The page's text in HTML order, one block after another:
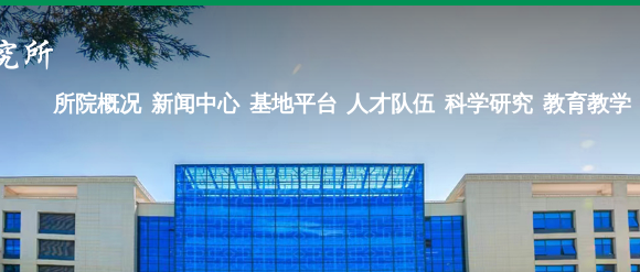
所院概况 新闻中心 基地平台 人才队伍 科学研究 教育教学